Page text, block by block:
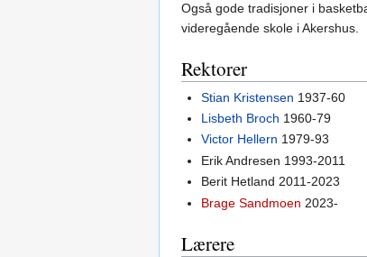
Også gode tradisjoner i
videregående skole i Akershus.
Rektorer
Stian Kristensen 1937-60
Lisbeth Broch 1960-79
Victor Hellern 1979-93
Erik Andresen 1993-2011
Berit Hetland 2011-2023
Brage Sandmoen 2023-
Lærere